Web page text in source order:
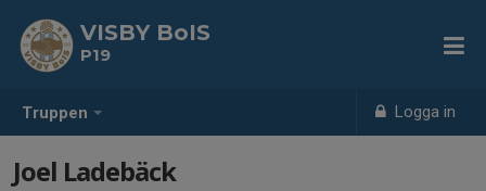
Truppen Logga in
VISBY BoIS
P19
Joel Ladebäck